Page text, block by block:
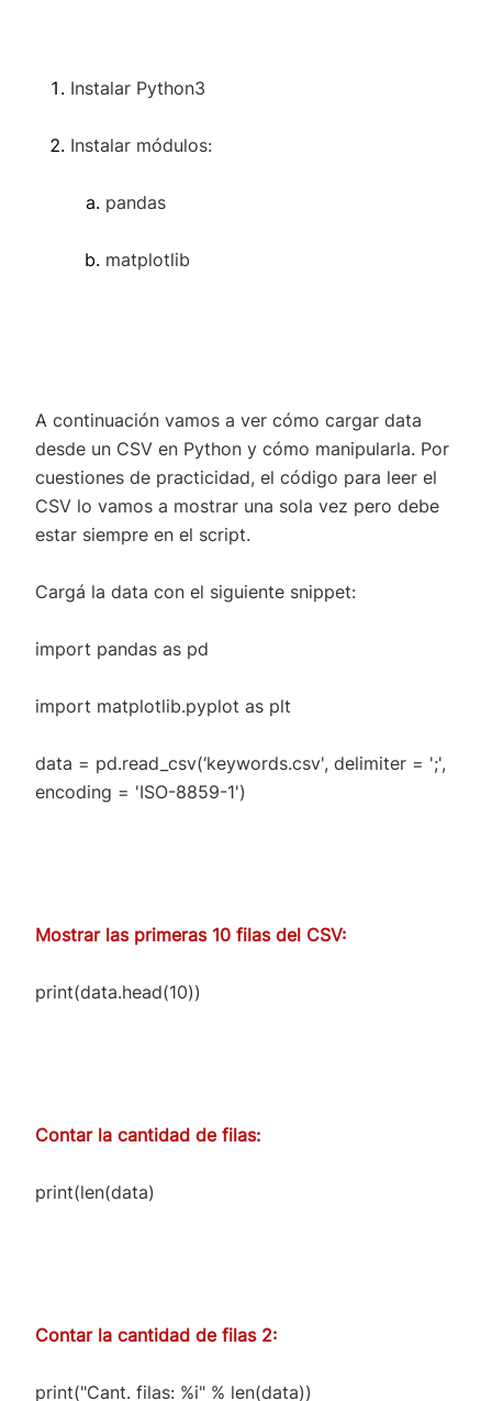
Instalar Python3
Instalar módulos:
pandas
matplotlib
A continuación vamos a ver cómo cargar data
desde un CSV en Python y cómo manipularla. Por
cuestiones de practicidad, el código para leer el
CSV lo vamos a mostrar una sola vez pero debe
estar siempre en el script.
Cargá la data con el siguiente snippet:
import pandas as pd
import matplotlib.pyplot as plt
data = pd.read_csv(‘keywords.csv', delimiter = ';',
encoding = 'ISO-8859-1')
Mostrar las primeras 10 filas del CSV:
print(data.head(10))
Contar la cantidad de filas:
print(len(data)
Contar la cantidad de filas 2:
print("Cant. filas: %i" % len(data))